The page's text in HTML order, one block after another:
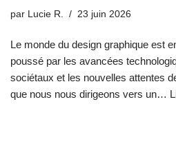
par Lucie R. 23 juin 2026
Le monde du design graphique est
poussé par les avancées
sociétaux et les nouvelles attentes
que nous nous dirigeons vers un…